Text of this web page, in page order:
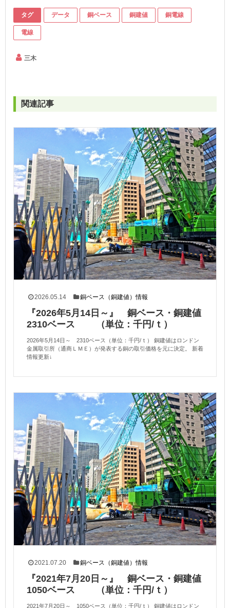
タグ データ 銅ベース 銅建値 銅電線
電線
三木
関連記事
2026.05.14 銅ベース（銅建値）情報
『2026年5月14日～』 銅ベース・銅建値
2310ベース （単位：千円/ｔ）
2026年5月14日～ 2310ベース（単位：千円/ｔ） 銅建値はロンドン
金属取引所（通商ＬＭＥ）が発表する銅の取引価格を元に決定。 新着
情報更新↓
2021.07.20 銅ベース（銅建値）情報
『2021年7月20日～』 銅ベース・銅建値
1050ベース （単位：千円/ｔ）
2021年7月20日～ 1050ベース（単位：千円/ｔ） 銅建値はロンドン